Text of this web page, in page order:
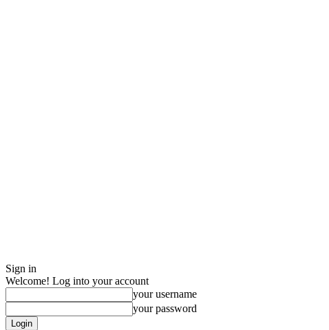
Sign in
Welcome! Log into your account
your username
your password